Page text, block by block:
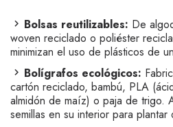
Bolsas reutilizables: De
woven reciclado o poliéster
minimizan el uso de plásticos de
Bolígrafos ecológicos:
cartón reciclado, bambú, PLA
almidón de maíz) o paja de trigo.
semillas en su interior para